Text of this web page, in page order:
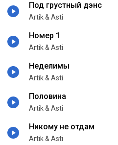
Под грустный дэнс
Artik & Asti
Номер 1
Artik & Asti
Неделимы
Artik & Asti
Половина
Artik & Asti
Никому не отдам
Artik & Asti